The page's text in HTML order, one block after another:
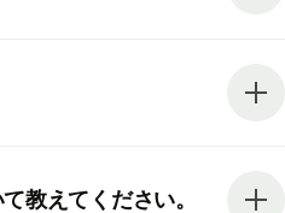
教えてください。